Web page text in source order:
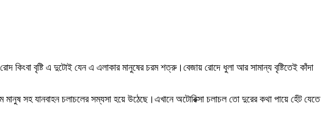
কিংবা বৃষ্টি এ দুটোই যেন এ এলাকার মানুষের চরম শত্রু।বেজায় রোদে ধুলা আর সামান্য বৃষ্টিতেই কাঁদা
মানুষ সহ যানবাহন চলাচলের সম্যসা হয়ে উঠেছে।এখানে অটোরিক্সা চলাচল তো দুরের কথা পায়ে হেঁট যেতে